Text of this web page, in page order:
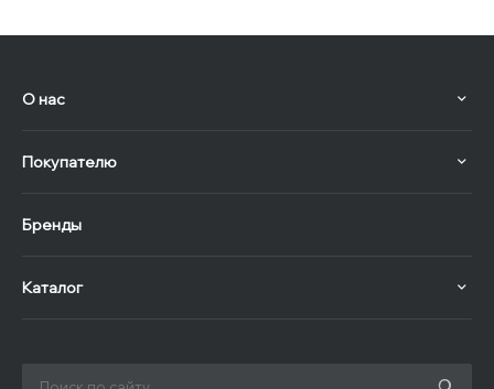
О нас
Покупателю
Бренды
Каталог